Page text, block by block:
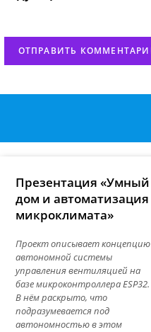
Презентация «Умный
дом и автоматизация
микроклимата»
Проект описывает концепцию
автономной системы
управления вентиляцией на
базе микроконтроллера ESP32.
В нём раскрыто, что
подразумевается под
автономностью в этом